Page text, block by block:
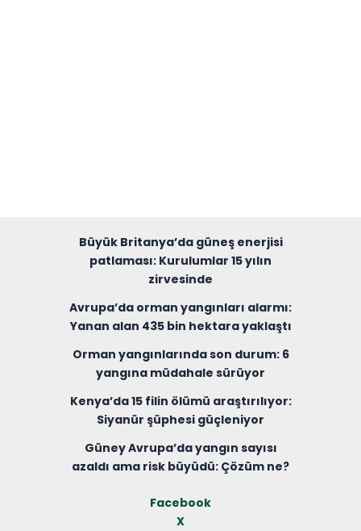
Büyük Britanya’da güneş enerjisi
patlaması: Kurulumlar 15 yılın
zirvesinde
Avrupa’da orman yangınları alarmı:
Yanan alan 435 bin hektara yaklaştı
Orman yangınlarında son durum: 6
yangına müdahale sürüyor
Kenya’da 15 filin ölümü araştırılıyor:
Siyanür şüphesi güçleniyor
Güney Avrupa’da yangın sayısı
azaldı ama risk büyüdü: Çözüm ne?
Facebook
X